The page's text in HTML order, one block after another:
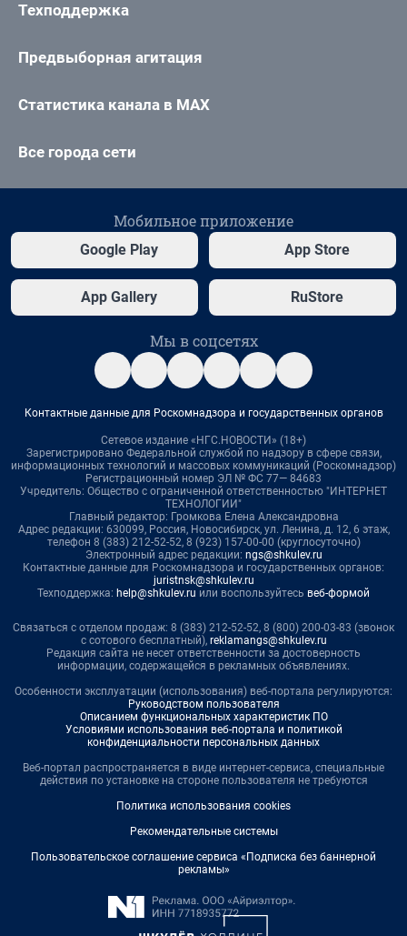
Техподдержка
Предвыборная агитация
Статистика канала в MAX
Все города сети
Мобильное приложение
Google Play App Store
App Gallery RuStore
Мы в соцсетях
Контактные данные для Роскомнадзора и государственных органов
Сетевое издание «НГС.НОВОСТИ» (18+)
Зарегистрировано Федеральной службой по надзору в сфере связи,
информационных технологий и массовых коммуникаций (Роскомнадзор)
Регистрационный номер ЭЛ № ФС 77— 84683
Учредитель: Общество с ограниченной ответственностью "ИНТЕРНЕТ
ТЕХНОЛОГИИ"
Главный редактор: Громкова Елена Александровна
Адрес редакции: 630099, Россия, Новосибирск, ул. Ленина, д. 12, 6 этаж,
телефон 8 (383) 212-52-52, 8 (923) 157-00-00 (круглосуточно)
Электронный адрес редакции: ngs@shkulev.ru
Контактные данные для Роскомнадзора и государственных органов:
juristnsk@shkulev.ru
Техподдержка: help@shkulev.ru или воспользуйтесь веб-формой
Связаться с отделом продаж: 8 (383) 212-52-52, 8 (800) 200-03-83 (звонок
с сотового бесплатный), reklamangs@shkulev.ru
Редакция сайта не несет ответственности за достоверность
информации, содержащейся в рекламных объявлениях.
Особенности эксплуатации (использования) веб-портала регулируются:
Руководством пользователя
Описанием функциональных характеристик ПО
Условиями использования веб-портала и политикой
конфиденциальности персональных данных
Веб-портал распространяется в виде интернет-сервиса, специальные
действия по установке на стороне пользователя не требуются
Политика использования cookies
Рекомендательные системы
Пользовательское соглашение сервиса «Подписка без баннерной
рекламы»